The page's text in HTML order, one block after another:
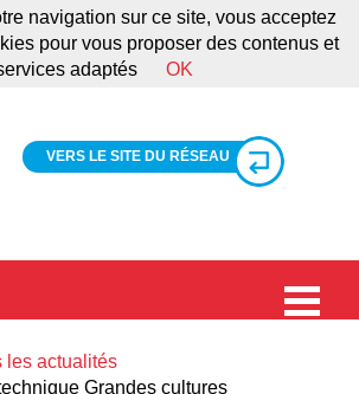
VERS LE SITE DU RÉSEAU
les actualités
Grandes cultures
navigation sur ce site, vous acceptez
pour vous proposer des contenus et
adaptés
OK